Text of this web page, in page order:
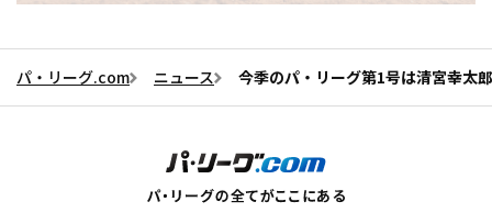
パ・リーグ.com ニュース 今季のパ・リーグ第1号は清宮幸